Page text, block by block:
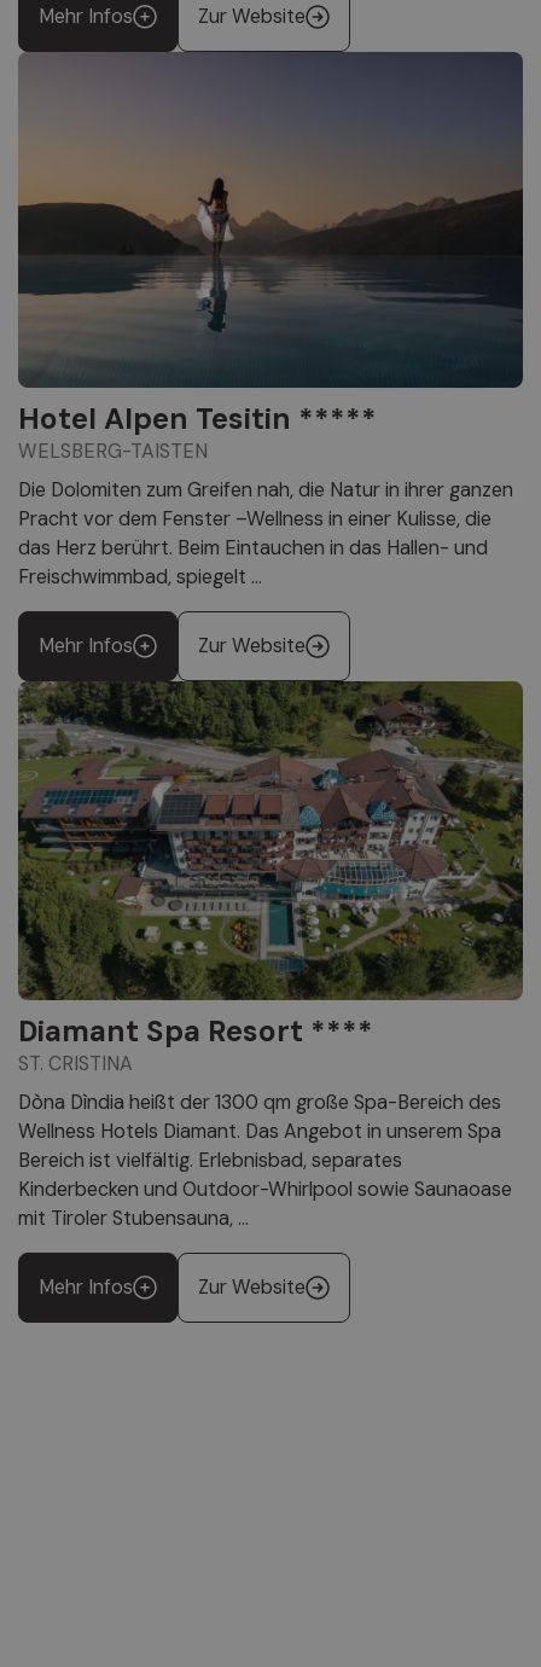
Mehr Infos Zur Website
Hotel Alpen Tesitin *****
WELSBERG-TAISTEN
Die Dolomiten zum Greifen nah, die Natur in ihrer ganzen
Pracht vor dem Fenster –Wellness in einer Kulisse, die
das Herz berührt. Beim Eintauchen in das Hallen- und
Freischwimmbad, spiegelt ...
Mehr Infos Zur Website
Diamant Spa Resort ****
ST. CRISTINA
Dòna Dìndia heißt der 1300 qm große Spa-Bereich des
Wellness Hotels Diamant. Das Angebot in unserem Spa
Bereich ist vielfältig. Erlebnisbad, separates
Kinderbecken und Outdoor-Whirlpool sowie Saunaoase
mit Tiroler Stubensauna, ...
Mehr Infos Zur Website